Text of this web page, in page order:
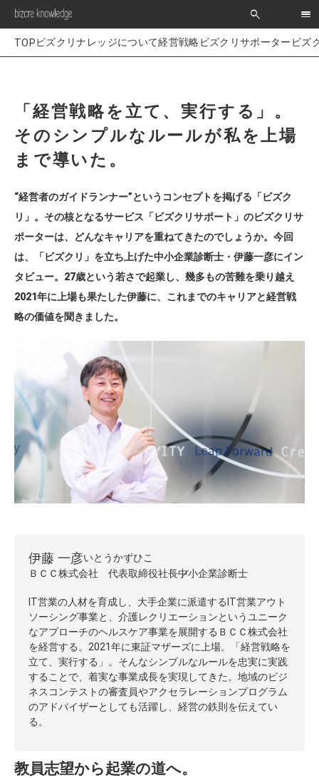
search
経営戦略ビズクリサポーター ビズ
「経営戦略を立て、実行する」。
そのシンプルなルールが私を上場
まで導いた。
“経営者のガイドランナー”というコンセプトを掲げる「ビズク
リ」。その核となるサービス「ビズクリサポート」のビズクリサ
ポーターは、どんなキャリアを重ねてきたのでしょうか。今回
は、「ビズクリ」を立ち上げた中小企業診断士・伊藤一彦にイン
タビュー。27歳という若さで起業し、幾多もの苦難を乗り越え
2021年に上場も果たした伊藤に、これまでのキャリアと経営戦
略の価値を聞きました。
伊藤 一彦いとうかずひこ
ＢＣＣ株式会社 代表取締役社長中小企業診断士
IT営業の人材を育成し、大手企業に派遣するIT営業アウト
ソーシング事業と、介護レクリエーションというユニーク
なアプローチのヘルスケア事業を展開するＢＣＣ株式会社
を経営する。2021年に東証マザーズに上場。「経営戦略を
立て、実行する」。そんなシンプルなルールを忠実に実践
することで、着実な事業成長を実現してきた。地域のビジ
ネスコンテストの審査員やアクセラレーションプログラム
のアドバイザーとしても活躍し、経営の鉄則を伝えてい
る。
教員志望から起業の道へ。